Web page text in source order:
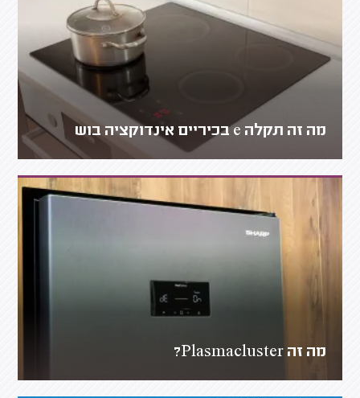
מה זה תקלה e בכיריים אינדוקציה בוש
מה זה Plasmacluster?